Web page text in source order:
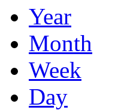
Year
Month
Week
Day